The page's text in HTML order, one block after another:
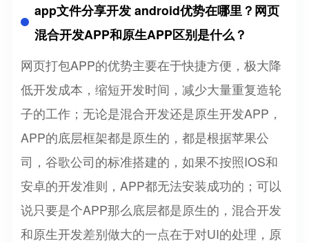
app文件分享开发 android优势在哪里？网页
混合开发APP和原生APP区别是什么？
网页打包APP的优势主要在于快捷方便，极大降
低开发成本，缩短开发时间，减少大量重复造轮
子的工作；无论是混合开发还是原生开发APP，
APP的底层框架都是原生的，都是根据苹果公
司，谷歌公司的标准搭建的，如果不按照IOS和
安卓的开发准则，APP都无法安装成功的；可以
说只要是个APP那么底层都是原生的，混合开发
和原生开发差别做大的一点在于对UI的处理，原